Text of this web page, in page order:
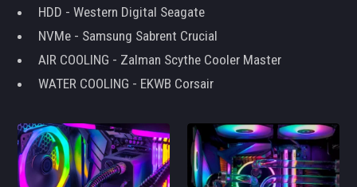
HDD - Western Digital Seagate
NVMe - Samsung Sabrent Crucial
AIR COOLING - Zalman Scythe Cooler Master
WATER COOLING - EKWB Corsair